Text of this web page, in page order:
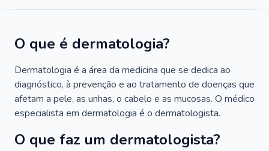
O que é dermatologia?
Dermatologia é a área da medicina que se dedica ao
diagnóstico, à prevenção e ao tratamento de doenças que
afetam a pele, as unhas, o cabelo e as mucosas. O médico
especialista em dermatologia é o dermatologista.
O que faz um dermatologista?